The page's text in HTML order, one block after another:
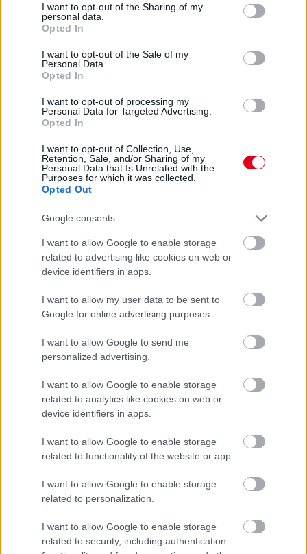
not limited to your visit or usage behaviour. You may click to
grant or deny consent to Google and its third-party tags to
use your data for below specified purposes in below Google
consent section.
I want to opt-out of the Sharing of my
personal data.
Opted In
I want to opt-out of the Sale of my
Personal Data.
Opted In
I want to opt-out of processing my
Personal Data for Targeted Advertising.
Opted In
I want to opt-out of Collection, Use,
Retention, Sale, and/or Sharing of my
Personal Data that Is Unrelated with the
Purposes for which it was collected.
Opted Out
Google consents
I want to allow Google to enable storage
related to advertising like cookies on web or
device identifiers in apps.
I want to allow my user data to be sent to
Google for online advertising purposes.
I want to allow Google to send me
personalized advertising.
I want to allow Google to enable storage
related to analytics like cookies on web or
device identifiers in apps.
I want to allow Google to enable storage
related to functionality of the website or app.
I want to allow Google to enable storage
related to personalization.
I want to allow Google to enable storage
related to security, including authentication
Gellérfi Gergő
Marko szerint a szurkolók nem tudják, mi
történik valójában
látványosabbá váltak a Formula–1-es futamok a 2026-os
szabályok bevezetése óta, de sok előzés nem feltétlenül a
versenyzők képességeit tükrözi. Az osztrák szakember úgy véli,
hátterében technikai okok állnak.
A Blick veterán újságírója, Roger Benoit arról írt, hogy barátai,
minden szabadedzést, időmérőt és futamot figyelemmel követ.
„Lenyűgöz a nézők lelkesedése. A futamok általában
korábban gyakran előzés nélküli vonatozást láthattunk” –
mondta Marko, aki ugyanakkor úgy érzi, a 2026-os technikai
szabályok miatt nem minden látványos előzés tekinthető valódi
„Egyértelmű, hogy a szurkolók szeretik a sok előzést. Sajnos
azonban aligha tudja bárki, hogy ezek valódi előzések-e, vagy
egyszerűen a helyzetből adódnak. Sokszor csak azért fékeznek
ki látványosan egy autót, mert az előtte haladónak éppen
töltenie kell az akkumulátorát.”
Az osztrák szakember ugyanakkor kiemelte az idény két
legnagyobb pozitív meglepetését is. Elmondása szerint Bernie
Ecclestone-nal együtt nagyra tartja a világbajnoki összetettet